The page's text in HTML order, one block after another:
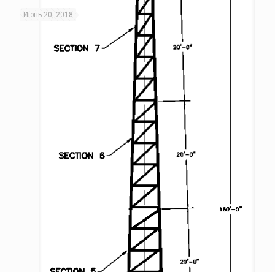
Июнь 20, 2018